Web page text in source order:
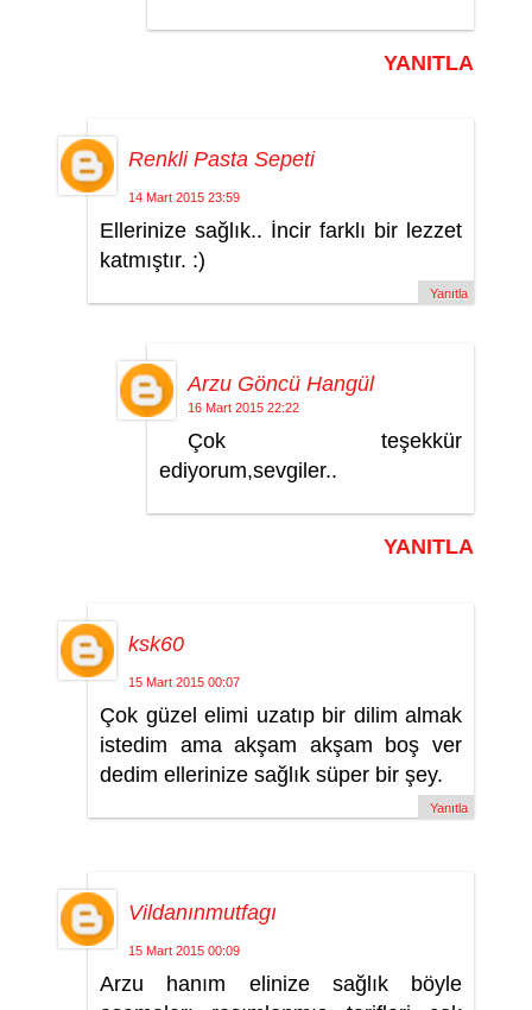
YANITLA
Renkli Pasta Sepeti
14 Mart 2015 23:59
Ellerinize sağlık.. İncir farklı bir lezzet
katmıştır. :)
Yanıtla
Arzu Göncü Hangül
16 Mart 2015 22:22
Çok teşekkür
ediyorum,sevgiler..
YANITLA
ksk60
15 Mart 2015 00:07
Çok güzel elimi uzatıp bir dilim almak
istedim ama akşam akşam boş ver
dedim ellerinize sağlık süper bir şey.
Yanıtla
Vildanınmutfagı
15 Mart 2015 00:09
Arzu hanım elinize sağlık böyle